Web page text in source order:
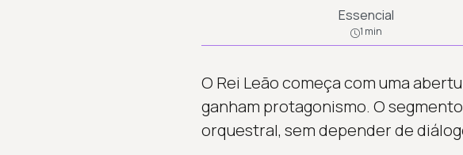
Essencial
1 min
O Rei Leão começa com uma
ganham protagonismo. O
orquestral, sem depender de